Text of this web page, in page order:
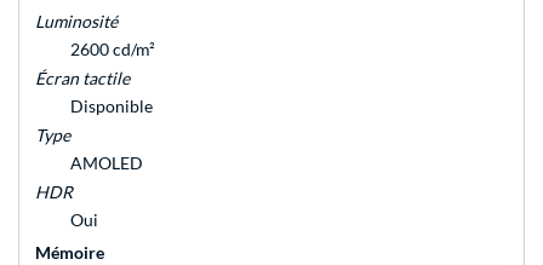
Luminosité
2600 cd/m²
Écran tactile
Disponible
Type
AMOLED
HDR
Oui
Mémoire